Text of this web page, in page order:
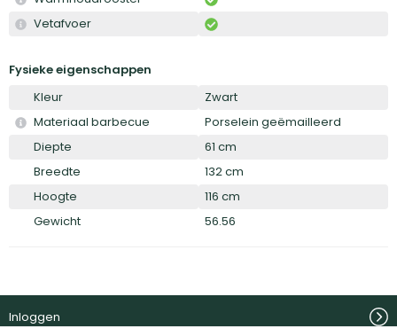
Vetafvoer
Fysieke eigenschappen
Kleur
Zwart
Materiaal barbecue
Porselein geëmailleerd
Diepte
61 cm
Breedte
132 cm
Hoogte
116 cm
Gewicht
56.56
Inloggen